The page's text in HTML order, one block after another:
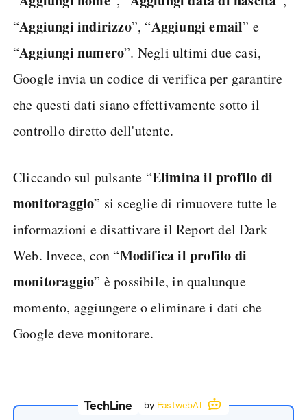
“Aggiungi indirizzo”, “Aggiungi email” e
“Aggiungi numero”. Negli ultimi due casi,
Google invia un codice di verifica per garantire
che questi dati siano effettivamente sotto il
controllo diretto dell'utente.
Cliccando sul pulsante “Elimina il profilo di
monitoraggio” si sceglie di rimuovere tutte le
informazioni e disattivare il Report del Dark
Web. Invece, con “Modifica il profilo di
monitoraggio” è possibile, in qualunque
momento, aggiungere o eliminare i dati che
Google deve monitorare.
TechLine by FastwebAI